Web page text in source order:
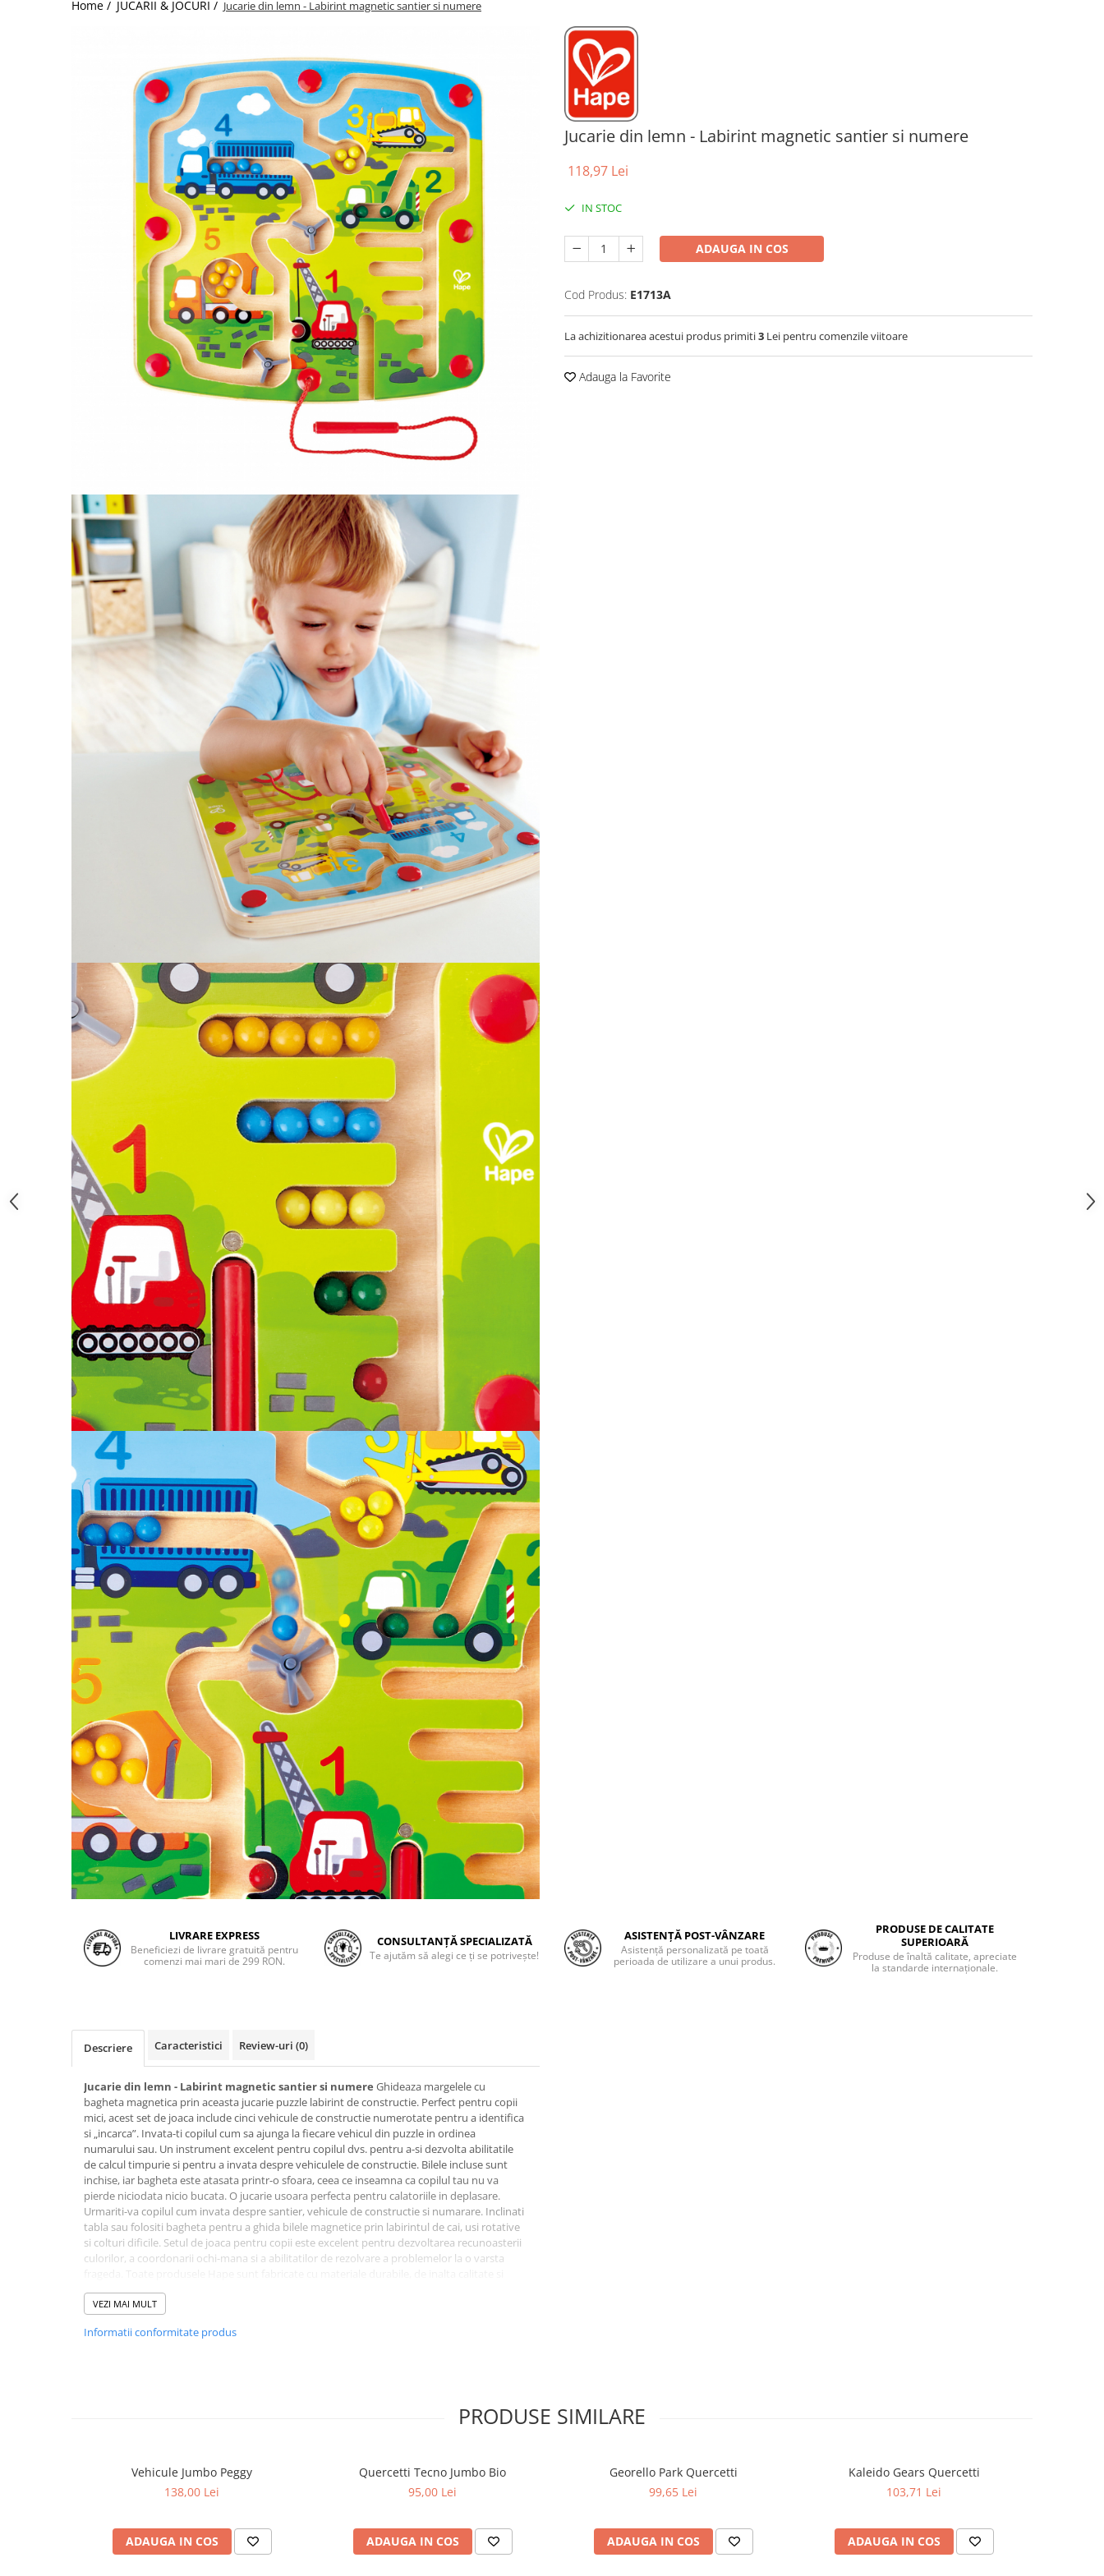
Jucarii de Sortare
Home / JUCARII & JOCURI / Jucarie din lemn - Labirint magnetic santier si numere
Jucarie din lemn - Labirint magnetic santier si numere
118,97 Lei
IN STOC
ADAUGA IN COS
Cod Produs: E1713A
La achizitionarea acestui produs primiti3 Lei pentru comenzile viitoare
Adauga la Favorite
LIVRARE EXPRESS
Beneficiezi de livrare gratuită pentru
comenzi mai mari de 299 RON.
CONSULTANȚĂ SPECIALIZATĂ
Te ajutăm să alegi ce ți se potrivește!
ASISTENȚĂ POST-VÂNZARE
Asistență personalizată pe toată
perioada de utilizare a unui produs.
PRODUSE DE CALITATE
SUPERIOARĂ
Produse de înaltă calitate, apreciate
la standarde internaționale.
Descriere Caracteristici Review-uri (0)
Jucarie din lemn - Labirint magnetic santier si numere Ghideaza margelele cu
bagheta magnetica prin aceasta jucarie puzzle labirint de constructie. Perfect pentru copii
mici, acest set de joaca include cinci vehicule de constructie numerotate pentru a identifica
si „incarca”. Invata-ti copilul cum sa ajunga la fiecare vehicul din puzzle in ordinea
numarului sau. Un instrument excelent pentru copilul dvs. pentru a-si dezvolta abilitatile
de calcul timpurie si pentru a invata despre vehiculele de constructie. Bilele incluse sunt
inchise, iar bagheta este atasata printr-o sfoara, ceea ce inseamna ca copilul tau nu va
pierde niciodata nicio bucata. O jucarie usoara perfecta pentru calatoriile in deplasare.
Urmariti-va copilul cum invata despre santier, vehicule de constructie si numarare. Inclinati
tabla sau folositi bagheta pentru a ghida bilele magnetice prin labirintul de cai, usi rotative
si colturi dificile. Setul de joaca pentru copii este excelent pentru dezvoltarea recunoasterii
culorilor, a coordonarii ochi-mana si a abilitatilor de rezolvare a problemelor la o varsta
finisate cu vopsele non-toxice, sigure pentru copii, perfecte pentru copiii de 24 de luni si
peste. Dimensiuni: L: 24.5, l: 24.5, H: 2.1 cm; Dimensiuni cutie: L: 28, : l: 27.5, H: 3.5 cm.
VEZI MAI MULT
Informatii conformitate produs
PRODUSE SIMILARE
Vehicule Jumbo Peggy
138,00 Lei
ADAUGA IN COS
Quercetti Tecno Jumbo Bio
95,00 Lei
ADAUGA IN COS
Georello Park Quercetti
99,65 Lei
ADAUGA IN COS
Kaleido Gears Quercetti
103,71 Lei
ADAUGA IN COS